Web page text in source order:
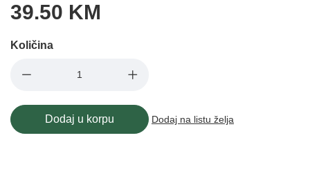
39.50 KM
Količina
Dodaj u korpu Dodaj na listu želja